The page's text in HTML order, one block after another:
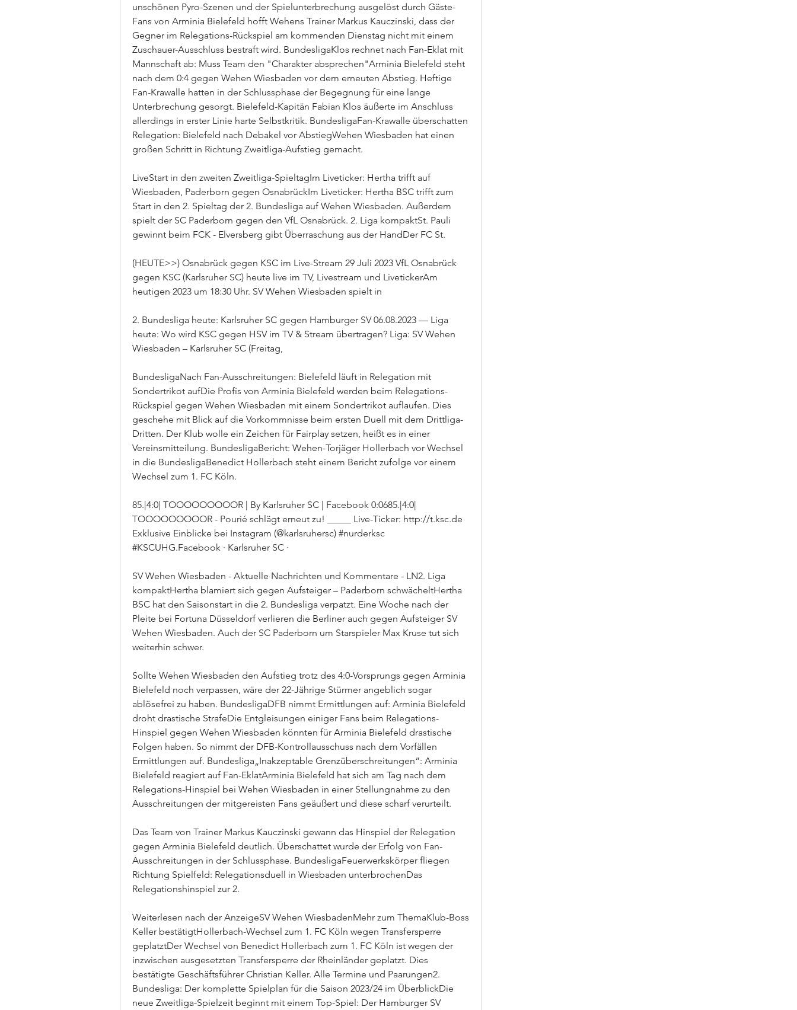
unschönen Pyro-Szenen und der Spielunterbrechung ausgelöst durch Gäste-
Fans von Arminia Bielefeld hofft Wehens Trainer Markus Kauczinski, dass der
Gegner im Relegations-Rückspiel am kommenden Dienstag nicht mit einem
Zuschauer-Ausschluss bestraft wird. BundesligaKlos rechnet nach Fan-Eklat mit
Mannschaft ab: Muss Team den "Charakter absprechen"Arminia Bielefeld steht
nach dem 0:4 gegen Wehen Wiesbaden vor dem erneuten Abstieg. Heftige
Fan-Krawalle hatten in der Schlussphase der Begegnung für eine lange
Unterbrechung gesorgt. Bielefeld-Kapitän Fabian Klos äußerte im Anschluss
allerdings in erster Linie harte Selbstkritik. BundesligaFan-Krawalle überschatten
Relegation: Bielefeld nach Debakel vor AbstiegWehen Wiesbaden hat einen
großen Schritt in Richtung Zweitliga-Aufstieg gemacht.
LiveStart in den zweiten Zweitliga-SpieltagIm Liveticker: Hertha trifft auf
Wiesbaden, Paderborn gegen OsnabrückIm Liveticker: Hertha BSC trifft zum
Start in den 2. Spieltag der 2. Bundesliga auf Wehen Wiesbaden. Außerdem
spielt der SC Paderborn gegen den VfL Osnabrück. 2. Liga kompaktSt. Pauli
gewinnt beim FCK - Elversberg gibt Überraschung aus der HandDer FC St.
(HEUTE>>) Osnabrück gegen KSC im Live-Stream 29 Juli 2023 VfL Osnabrück
gegen KSC (Karlsruher SC) heute live im TV, Livestream und LivetickerAm
heutigen 2023 um 18:30 Uhr. SV Wehen Wiesbaden spielt in
2. Bundesliga heute: Karlsruher SC gegen Hamburger SV 06.08.2023 — Liga
heute: Wo wird KSC gegen HSV im TV & Stream übertragen? Liga: SV Wehen
Wiesbaden – Karlsruher SC (Freitag,
BundesligaNach Fan-Ausschreitungen: Bielefeld läuft in Relegation mit
Sondertrikot aufDie Profis von Arminia Bielefeld werden beim Relegations-
Rückspiel gegen Wehen Wiesbaden mit einem Sondertrikot auflaufen. Dies
geschehe mit Blick auf die Vorkommnisse beim ersten Duell mit dem Drittliga-
Dritten. Der Klub wolle ein Zeichen für Fairplay setzen, heißt es in einer
Vereinsmitteilung. BundesligaBericht: Wehen-Torjäger Hollerbach vor Wechsel
in die BundesligaBenedict Hollerbach steht einem Bericht zufolge vor einem
Wechsel zum 1. FC Köln.
85.|4:0| TOOOOOOOOOR | By Karlsruher SC | Facebook 0:0685.|4:0|
TOOOOOOOOOR - Pourié schlägt erneut zu! _____ Live-Ticker: http://t.ksc.de
Exklusive Einblicke bei Instagram (@karlsruhersc) #nurderksc
#KSCUHG.Facebook · Karlsruher SC ·
SV Wehen Wiesbaden - Aktuelle Nachrichten und Kommentare - LN2. Liga
kompaktHertha blamiert sich gegen Aufsteiger – Paderborn schwächeltHertha
BSC hat den Saisonstart in die 2. Bundesliga verpatzt. Eine Woche nach der
Pleite bei Fortuna Düsseldorf verlieren die Berliner auch gegen Aufsteiger SV
Wehen Wiesbaden. Auch der SC Paderborn um Starspieler Max Kruse tut sich
weiterhin schwer.
Sollte Wehen Wiesbaden den Aufstieg trotz des 4:0-Vorsprungs gegen Arminia
Bielefeld noch verpassen, wäre der 22-Jährige Stürmer angeblich sogar
ablösefrei zu haben. BundesligaDFB nimmt Ermittlungen auf: Arminia Bielefeld
droht drastische StrafeDie Entgleisungen einiger Fans beim Relegations-
Hinspiel gegen Wehen Wiesbaden könnten für Arminia Bielefeld drastische
Folgen haben. So nimmt der DFB-Kontrollausschuss nach dem Vorfällen
Ermittlungen auf. Bundesliga„Inakzeptable Grenzüberschreitungen“: Arminia
Bielefeld reagiert auf Fan-EklatArminia Bielefeld hat sich am Tag nach dem
Relegations-Hinspiel bei Wehen Wiesbaden in einer Stellungnahme zu den
Ausschreitungen der mitgereisten Fans geäußert und diese scharf verurteilt.
Das Team von Trainer Markus Kauczinski gewann das Hinspiel der Relegation
gegen Arminia Bielefeld deutlich. Überschattet wurde der Erfolg von Fan-
Ausschreitungen in der Schlussphase. BundesligaFeuerwerkskörper fliegen
Richtung Spielfeld: Relegationsduell in Wiesbaden unterbrochenDas
Relegationshinspiel zur 2.
Weiterlesen nach der AnzeigeSV Wehen WiesbadenMehr zum ThemaKlub-Boss
Keller bestätigtHollerbach-Wechsel zum 1. FC Köln wegen Transfersperre
geplatztDer Wechsel von Benedict Hollerbach zum 1. FC Köln ist wegen der
inzwischen ausgesetzten Transfersperre der Rheinländer geplatzt. Dies
bestätigte Geschäftsführer Christian Keller. Alle Termine und Paarungen2.
Bundesliga: Der komplette Spielplan für die Saison 2023/24 im ÜberblickDie
neue Zweitliga-Spielzeit beginnt mit einem Top-Spiel: Der Hamburger SV